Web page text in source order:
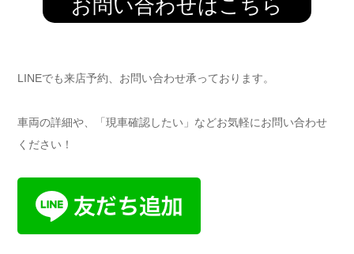
お問い合わせはこちら
LINEでも来店予約、お問い合わせ承っております。
車両の詳細や、「現車確認したい」などお気軽にお問い合わせ
ください！